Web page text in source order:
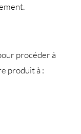
procéder à
produit à :